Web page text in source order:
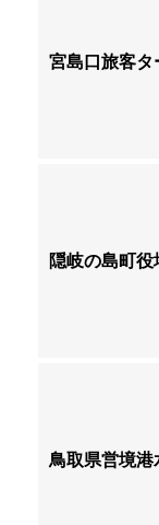
宮島口旅客
隠岐の島町
鳥取県営境港